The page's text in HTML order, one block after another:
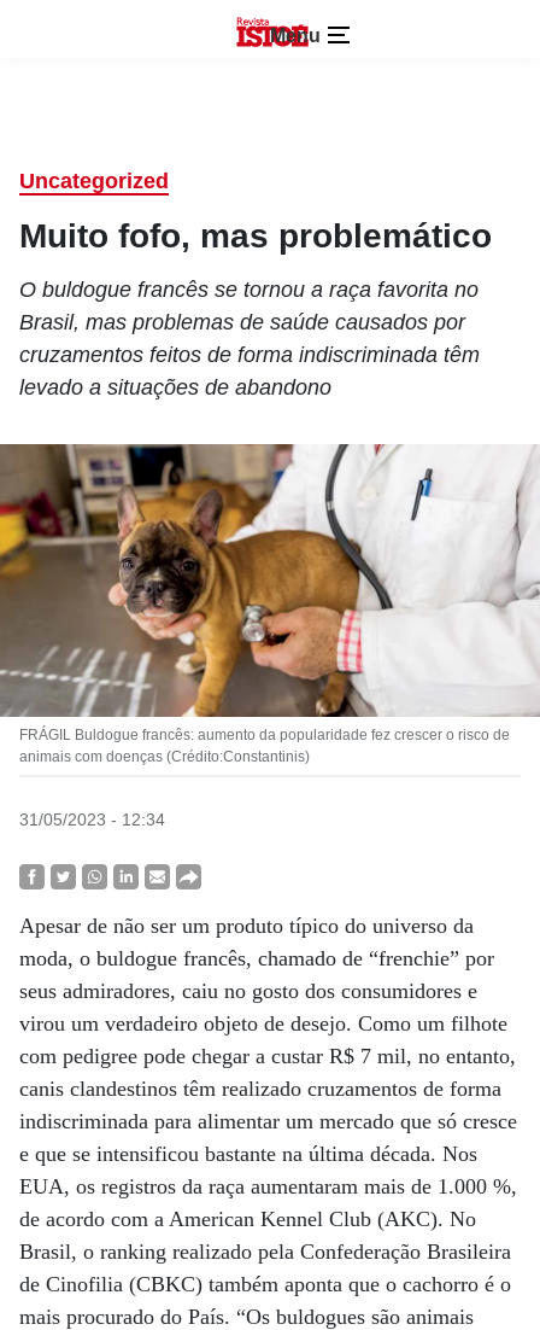
Menu
Uncategorized
Muito fofo, mas problemático
O buldogue francês se tornou a raça favorita no
Brasil, mas problemas de saúde causados por
cruzamentos feitos de forma indiscriminada têm
levado a situações de abandono
FRÁGIL Buldogue francês: aumento da popularidade fez crescer o risco de
animais com doenças (Crédito:Constantinis)
31/05/2023 - 12:34
Apesar de não ser um produto típico do universo da
moda, o buldogue francês, chamado de “frenchie” por
seus admiradores, caiu no gosto dos consumidores e
virou um verdadeiro objeto de desejo. Como um filhote
com pedigree pode chegar a custar R$ 7 mil, no entanto,
canis clandestinos têm realizado cruzamentos de forma
indiscriminada para alimentar um mercado que só cresce
e que se intensificou bastante na última década. Nos
EUA, os registros da raça aumentaram mais de 1.000 %,
de acordo com a American Kennel Club (AKC). No
Brasil, o ranking realizado pela Confederação Brasileira
de Cinofilia (CBKC) também aponta que o cachorro é o
mais procurado do País. “Os buldogues são animais